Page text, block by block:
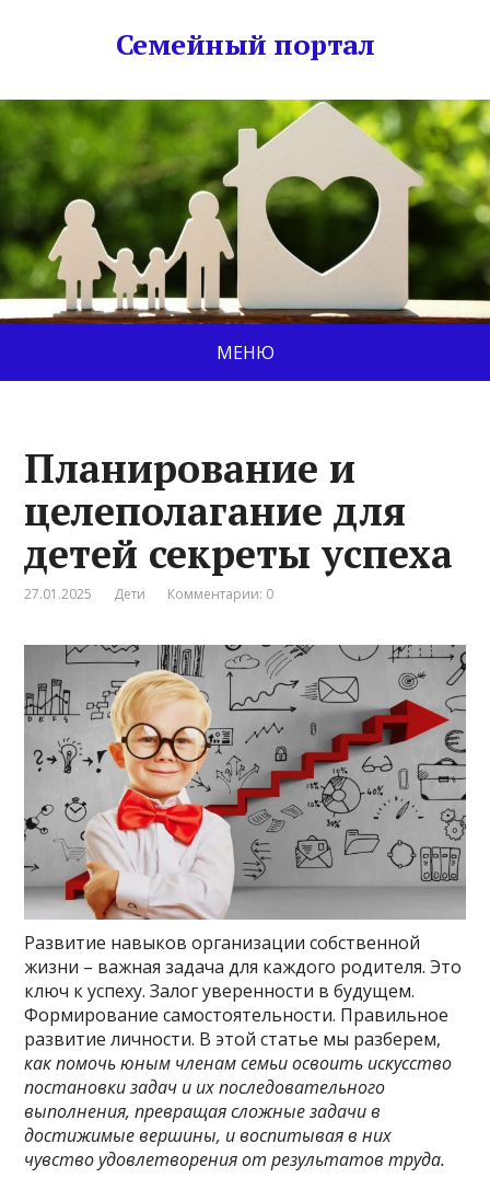
Семейный портал
МЕНЮ
Планирование и
целеполагание для
детей секреты успеха
27.01.2025 Дети Комментарии: 0
Развитие навыков организации собственной
жизни – важная задача для каждого родителя. Это
ключ к успеху. Залог уверенности в будущем.
Формирование самостоятельности. Правильное
развитие личности. В этой статье мы разберем,
как помочь юным членам семьи освоить искусство
постановки задач и их последовательного
выполнения, превращая сложные задачи в
достижимые вершины, и воспитывая в них
чувство удовлетворения от результатов труда.